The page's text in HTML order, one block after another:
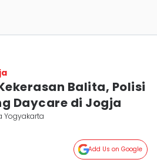
Balita, Polisi
Daycare di Jogja
Yogyakarta
Add Us on Google